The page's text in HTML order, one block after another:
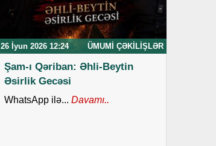
26 İyun 2026 12:24 ÜMUMI ÇƏKILIŞLƏR
Şam-ı Qəriban: Əhli-Beytin
Əsirlik Gecəsi
WhatsApp ilə... Davamı..